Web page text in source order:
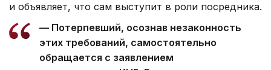
и объявляет, что сам выступит в роли посредника.
— Потерпевший, осознав незаконность
этих требований, самостоятельно
обращается с заявлением